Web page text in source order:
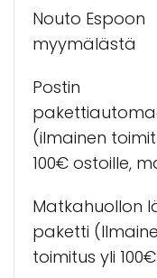
Nouto Espoon
myymälästä
Postin
(ilmainen
100€ ostoille,
Matkahuollon
paketti
toimitus yli